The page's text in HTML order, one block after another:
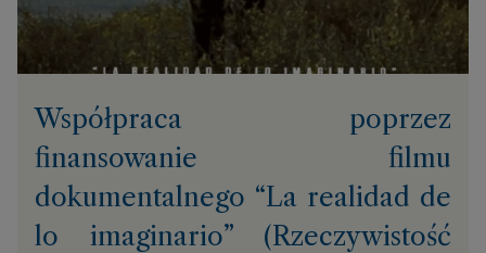
Współpraca poprzez
finansowanie filmu
dokumentalnego “La realidad de
lo imaginario” (Rzeczywistość